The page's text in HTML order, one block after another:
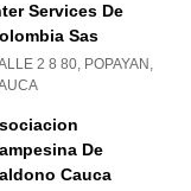
Services De
Sas
2 8 80, POPAYAN ,
De
Cauca